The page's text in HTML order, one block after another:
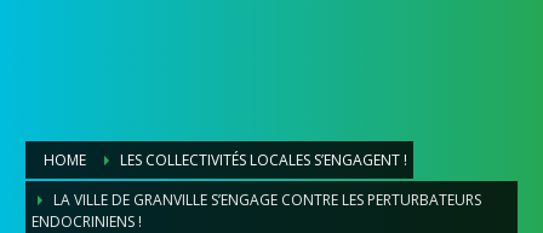
HOME
LES COLLECTIVITÉS LOCALES S’ENGAGENT !
LA VILLE DE GRANVILLE S’ENGAGE CONTRE LES PERTURBATEURS
ENDOCRINIENS !